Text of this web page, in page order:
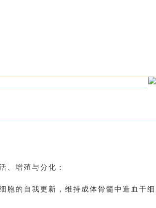
、增殖与分化：
胞的自我更新，维持成体骨髓中造血干